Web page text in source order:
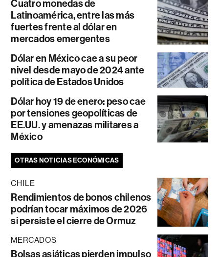
Cuatro monedas de
Latinoamérica, entre las más
fuertes frente al dólar en
mercados emergentes
Dólar en México cae a su peor
nivel desde mayo de 2024 ante
política de Estados Unidos
Dólar hoy 19 de enero: peso cae
por tensiones geopolíticas de
EE.UU. y amenazas militares a
México
OTRAS NOTICIAS ECONÓMICAS
CHILE
Rendimientos de bonos chilenos
podrían tocar máximos de 2026
si persiste el cierre de Ormuz
MERCADOS
Bolsas asiáticas pierden impulso